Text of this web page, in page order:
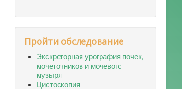
Пройти обследование
Экскреторная урография почек,
мочеточников и мочевого
музыря
Цистоскопия